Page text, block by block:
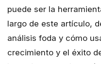
puede ser la
largo de este artículo,
análisis foda y cómo
crecimiento y el éxito